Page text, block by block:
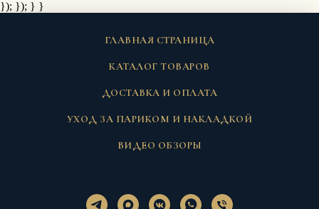
}); }); } }
ГЛАВНАЯ СТРАНИЦА
КАТАЛОГ ТОВАРОВ
ДОСТАВКА И ОПЛАТА
УХОД ЗА ПАРИКОМ И НАКЛАДКОЙ
ВИДЕО ОБЗОРЫ